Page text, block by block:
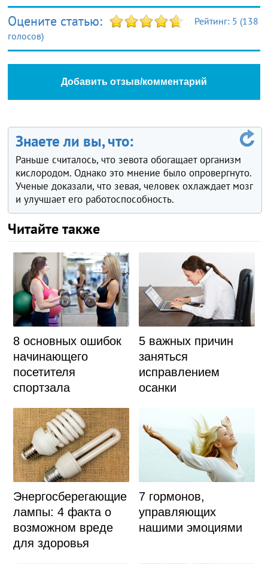
Оцените статью: Рейтинг: 5 (138
голосов)
Добавить отзыв/комментарий
Знаете ли вы, что:
Раньше считалось, что зевота обогащает организм
кислородом. Однако это мнение было опровергнуто.
Ученые доказали, что зевая, человек охлаждает мозг
и улучшает его работоспособность.
Читайте также
8 основных ошибок
начинающего
посетителя
спортзала
5 важных причин
заняться
исправлением
осанки
Энергосберегающие
лампы: 4 факта о
возможном вреде
для здоровья
7 гормонов,
управляющих
нашими эмоциями